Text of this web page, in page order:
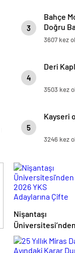
3
Bahçe
Doğru
Nasıl
3607 kez
4
Deri
3503 kez
5
Kayseri
3246 kez
Nişantaşı
Üniversitesi’nden
2026 YKS
Adaylarına Çifte